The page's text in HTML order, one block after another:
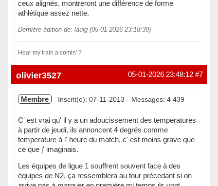
ceux alignés, montreront une différence de forme
athlétique assez nette.
Dernière édition de: lauig (05-01-2026 23:18:39)
Hear my train a comin' ?
Hors ligne #7
05-01-2026 23:48:12
olivier3527
Membre Inscrit(e): 07-11-2013 Messages: 4 439
C' est vrai qu' il y a un adoucissement des temperatures
à partir de jeudi, ils annoncent 4 degrés comme
temperature à l' heure du match, c' est moins grave que
ce que j' imaginais.
Les équipes de ligue 1 souffrent souvent face à des
équipes de N2, ça ressemblera au tour précedant si on